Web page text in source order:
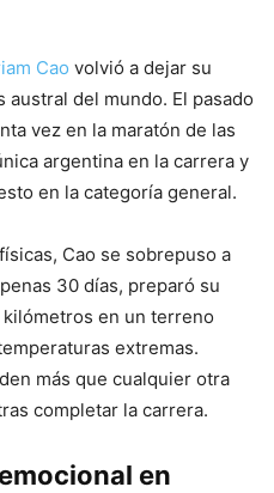
Cao volvió a dejar su
austral del mundo. El pasado
vez en la maratón de las
argentina en la carrera y
en la categoría general.
Cao se sobrepuso a
30 días, preparó su
en un terreno
extremas.
más que cualquier otra
completar la carrera.
en